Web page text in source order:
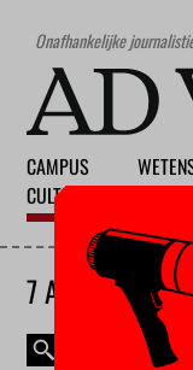
Onafhankelijke
CAMPUS
CULTUUR
7 AUGUSTUS